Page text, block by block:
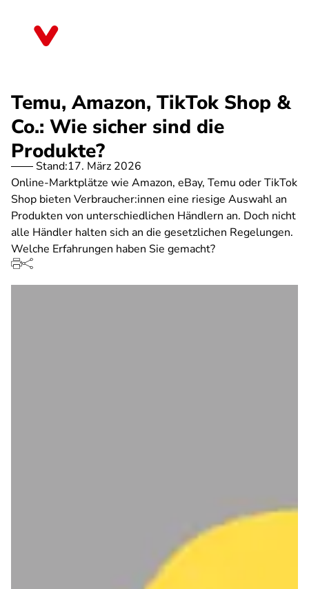
Temu, Amazon, TikTok Shop &
Co.: Wie sicher sind die
Produkte?
Stand:17. März 2026
Online-Marktplätze wie Amazon, eBay, Temu oder TikTok
Shop bieten Verbraucher:innen eine riesige Auswahl an
Produkten von unterschiedlichen Händlern an. Doch nicht
alle Händler halten sich an die gesetzlichen Regelungen.
Welche Erfahrungen haben Sie gemacht?